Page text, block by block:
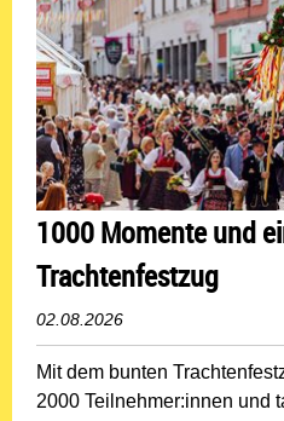
1000 Momente und
Trachtenfestzug
02.08.2026
Mit dem bunten
2000 Teilnehmer:innen und